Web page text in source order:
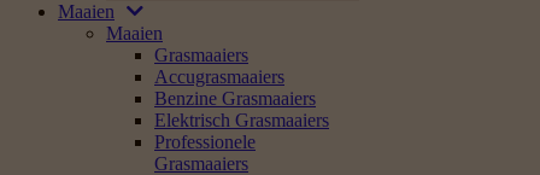
Maaien
Maaien
Grasmaaiers
Accugrasmaaiers
Benzine Grasmaaiers
Elektrisch Grasmaaiers
Professionele
Grasmaaiers